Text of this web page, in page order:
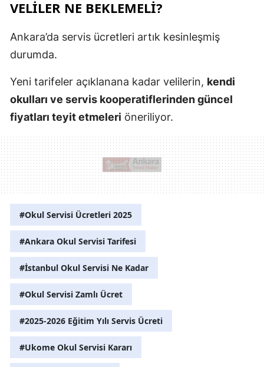
VELILER NE BEKLEMELI?
Ankara’da servis ücretleri artık kesinleşmiş
durumda.
Yeni tarifeler açıklanana kadar velilerin, kendi
okulları ve servis kooperatiflerinden güncel
fiyatları teyit etmeleri öneriliyor.
#Okul Servisi Ücretleri 2025
#Ankara Okul Servisi Tarifesi
#İstanbul Okul Servisi Ne Kadar
#Okul Servisi Zamlı Ücret
#2025-2026 Eğitim Yılı Servis Ücreti
#Ukome Okul Servisi Kararı